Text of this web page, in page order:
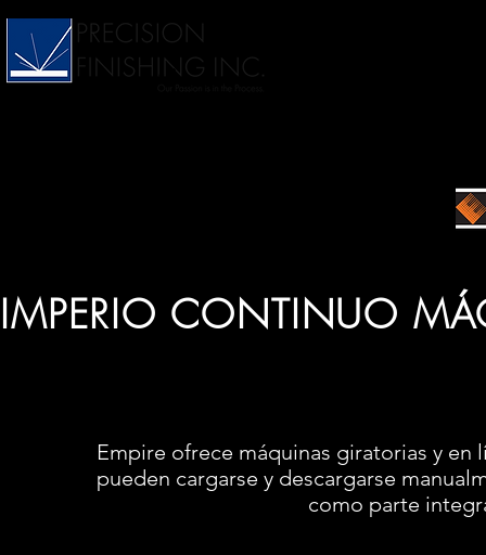
IMPERIO CONTINUO
Empire ofrece máquinas giratorias y
pueden cargarse y descargarse
como parte